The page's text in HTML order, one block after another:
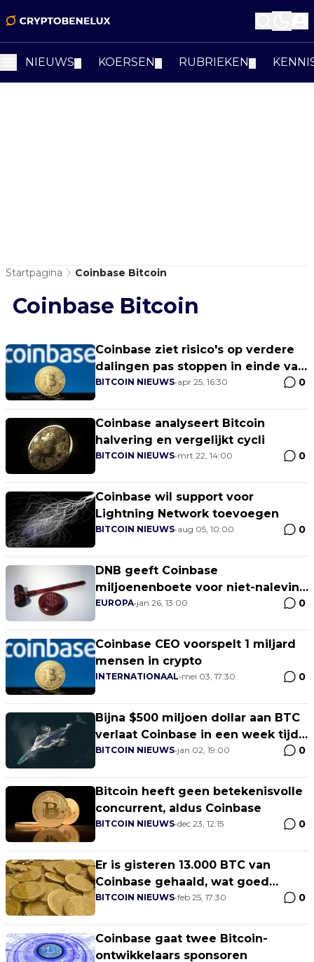
NIEUWS KOERSEN RUBRIEKEN
Startpagina Coinbase Bitcoin
Coinbase Bitcoin
Coinbase ziet risico's op verdere
dalingen pas stoppen in einde van
Q2
BITCOIN NIEUWS•apr 25, 16:30 0
Coinbase analyseert Bitcoin
halvering en vergelijkt cycli
BITCOIN NIEUWS•mrt 22, 14:00 0
Coinbase wil support voor
Lightning Network toevoegen
BITCOIN NIEUWS•aug 05, 10:00 0
DNB geeft Coinbase
miljoenenboete voor niet-naleving
van registratiewetten
EUROPA•jan 26, 13:00 0
Coinbase CEO voorspelt 1 miljard
mensen in crypto
INTERNATIONAAL•mei 03, 17:30 0
Bijna $500 miljoen dollar aan BTC
verlaat Coinbase in een week tijd:
Coinglass
BITCOIN NIEUWS•jan 02, 19:00 0
Bitcoin heeft geen betekenisvolle
concurrent, aldus Coinbase
BITCOIN NIEUWS•dec 23, 12:15 0
Er is gisteren 13.000 BTC van
Coinbase gehaald, wat goed
nieuws is
BITCOIN NIEUWS•feb 25, 17:30 0
Coinbase gaat twee Bitcoin-
ontwikkelaars sponsoren